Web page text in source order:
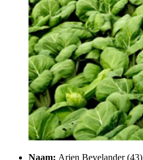
Naam: Arjen Bevelander (43)